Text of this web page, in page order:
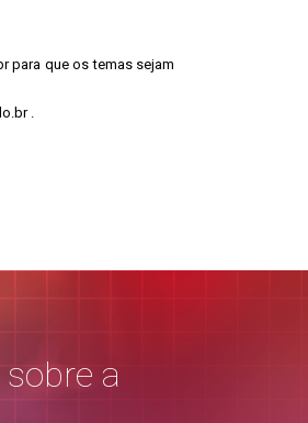
para que os temas sejam
.
a